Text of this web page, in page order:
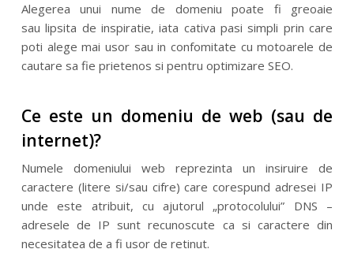
Alegerea unui nume de domeniu poate fi greoaie
sau lipsita de inspiratie, iata cativa pasi simpli prin care
poti alege mai usor sau in confomitate cu motoarele de
cautare sa fie prietenos si pentru optimizare SEO.
Ce este un domeniu de web (sau de
internet)?
Numele domeniului web reprezinta un insiruire de
caractere (litere si/sau cifre) care corespund adresei IP
unde este atribuit, cu ajutorul „protocolului” DNS –
adresele de IP sunt recunoscute ca si caractere din
necesitatea de a fi usor de retinut.